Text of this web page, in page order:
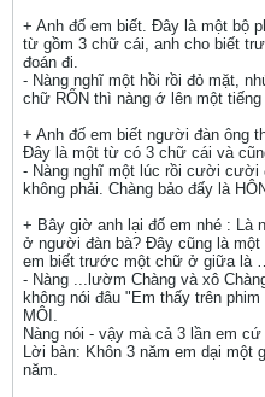
+ Anh đố em biết. Đây là một bộ
từ gồm 3 chữ cái, anh cho biết
đoán đi.
- Nàng nghĩ một hồi rồi đỏ mặt,
chữ RỐN thì nàng ớ lên một
+ Anh đố em biết người đàn ông
Đây là một từ có 3 chữ cái và
- Nàng nghĩ một lúc rồi cười cười
không phải. Chàng bảo đấy là
+ Bây giờ anh lại đố em nhé : Là
ở người đàn bà? Đây cũng là
em biết trước một chữ ở giữa là
- Nàng ...lườm Chàng và xô
không nói đâu "Em thấy trên
MÔI.
Nàng nói - vậy mà cả 3 lần em
Lời bàn: Khôn 3 năm em dại
năm.